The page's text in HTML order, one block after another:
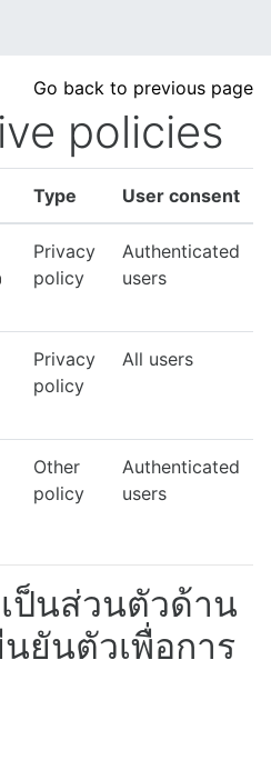
Go back to previous page
policies
Type User consent
Privacy
policy
Authenticated
users
Privacy
policy
All users
Other
policy
Authenticated
users
ป็นส่วนตัวด้าน
ยันตัวเพื่อการ